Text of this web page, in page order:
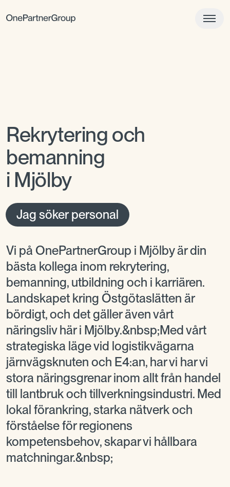
Rekrytering och
bemanning
i Mjölby
Jag söker personal
Vi på OnePartnerGroup i Mjölby är din
bästa kollega inom rekrytering,
bemanning, utbildning och i karriären.
Landskapet kring Östgötaslätten är
bördigt, och det gäller även vårt
näringsliv här i Mjölby.&nbsp;Med vårt
strategiska läge vid logistikvägarna
järnvägsknuten och E4:an, har vi har vi
stora näringsgrenar inom allt från handel
till lantbruk och tillverkningsindustri. Med
lokal förankring, starka nätverk och
förståelse för regionens
kompetensbehov, skapar vi hållbara
matchningar.&nbsp;